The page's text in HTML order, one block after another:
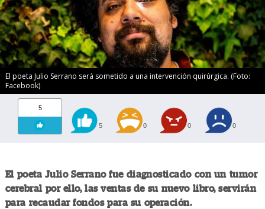
El poeta Julio Serrano será sometido a una intervención quirúrgica. (Foto:
Facebook)
5
5 0 0 0
El poeta Julio Serrano fue diagnosticado con un tumor
cerebral por ello, las ventas de su nuevo libro, servirán
para recaudar fondos para su operación.